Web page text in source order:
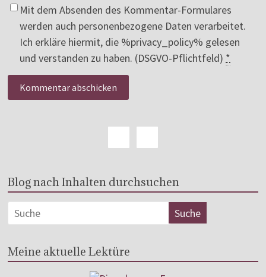
Mit dem Absenden des Kommentar-Formulares
werden auch personenbezogene Daten verarbeitet.
Ich erkläre hiermit, die %privacy_policy% gelesen
und verstanden zu haben. (DSGVO-Pflichtfeld) *
Blog nach Inhalten durchsuchen
Meine aktuelle Lektüre